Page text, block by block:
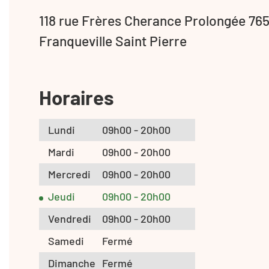
118 rue Frères Cherance Prolongée
Franqueville Saint Pierre
Horaires
Lundi
09h00 - 20h00
Mardi
09h00 - 20h00
Mercredi
09h00 - 20h00
Jeudi
09h00 - 20h00
Vendredi
09h00 - 20h00
Samedi
Fermé
Dimanche Fermé